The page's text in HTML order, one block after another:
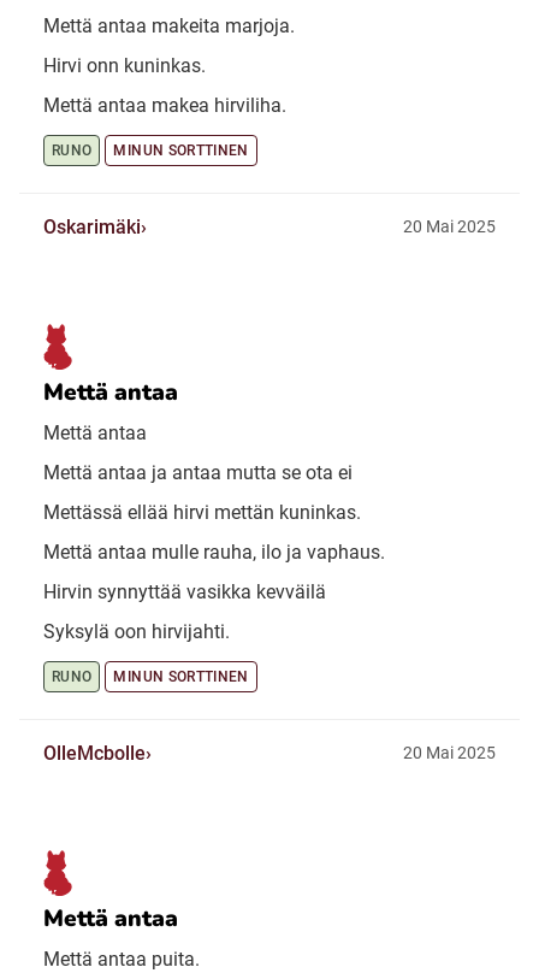
Mettä antaa makeita marjoja.
Hirvi onn kuninkas.
Mettä antaa makea hirviliha.
RUNO MINUN SORTTINEN
Oskarimäki 20 Mai 2025
Mettä antaa
Mettä antaa
Mettä antaa ja antaa mutta se ota ei
Mettässä ellää hirvi mettän kuninkas.
Mettä antaa mulle rauha, ilo ja vaphaus.
Hirvin synnyttää vasikka kevväilä
Syksylä oon hirvijahti.
RUNO MINUN SORTTINEN
OlleMcbolle 20 Mai 2025
Mettä antaa
Mettä antaa puita.